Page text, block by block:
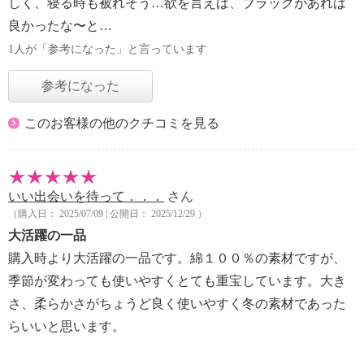
しく、寝る時も被れそう…欲を言えば、ブラックがあれば
良かったな〜と…
1人が「参考になった」と言っています
参考になった
このお客様の他のクチコミを見る
いい出会いを待って．．． さん
（購入日： 2025/07/09 | 公開日： 2025/12/29 ）
大活躍の一品
購入時より大活躍の一品です。綿１００％の素材ですが、
季節が変わっても使いやすくとても重宝しています。大き
さ、柔らかさがちょうど良く使いやすく冬の素材であった
らいいと思います。